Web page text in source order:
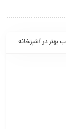
بهتر در آشپزخانه